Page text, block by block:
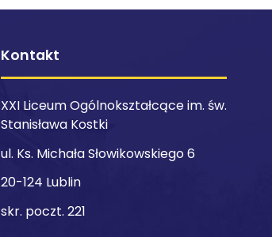
Kontakt
XXI Liceum Ogólnokształcące im. św.
Stanisława Kostki
ul. Ks. Michała Słowikowskiego 6
20-124 Lublin
skr. poczt. 221